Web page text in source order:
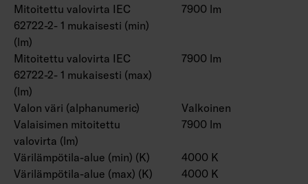
Mitoitettu valovirta IEC
62722-2- 1 mukaisesti (min)
(lm)
7900 lm
Mitoitettu valovirta IEC
62722-2- 1 mukaisesti (max)
(lm)
7900 lm
Valon väri (alphanumeric)
Valkoinen
Valaisimen mitoitettu
valovirta (lm)
7900 lm
Värilämpötila-alue (min) (K)
4000 K
Värilämpötila-alue (max) (K)
4000 K